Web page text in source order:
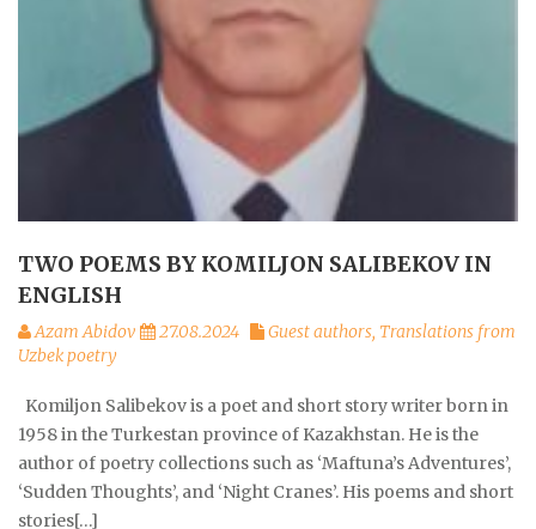
TWO POEMS BY KOMILJON SALIBEKOV IN
ENGLISH
Azam Abidov 27.08.2024 Guest authors, Translations from
Uzbek poetry
Komiljon Salibekov is a poet and short story writer born in
1958 in the Turkestan province of Kazakhstan. He is the
author of poetry collections such as ‘Maftuna’s Adventures’,
‘Sudden Thoughts’, and ‘Night Cranes’. His poems and short
stories[…]